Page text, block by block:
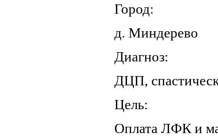
Город:
д. Миндерево
Диагноз:
ДЦП,
Цель:
Оплата ЛФК и